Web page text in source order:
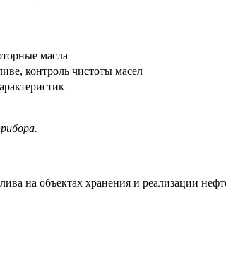
масла
контроль чистоты масел
на объектах хранения и реализации